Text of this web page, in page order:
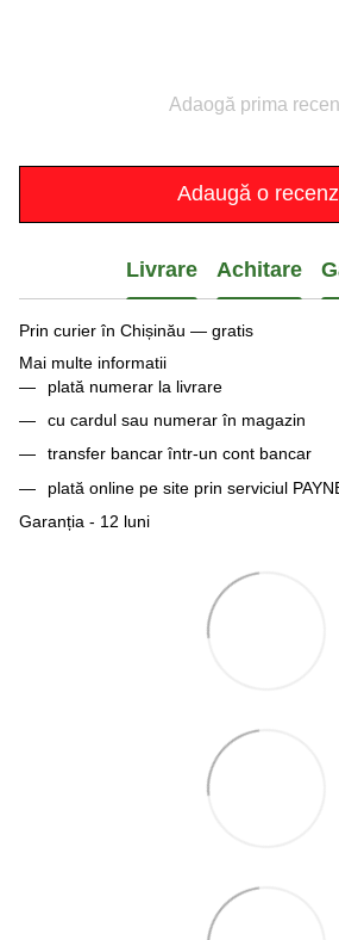
Adaogă prima
Adaugă o
Livrare Achitare
Prin curier în Chișinău — gratis
Mai multe informatii
plată numerar la livrare
cu cardul sau numerar în magazin
transfer bancar într-un cont bancar
plată online pe site prin serviciul
Garanția - 12 luni